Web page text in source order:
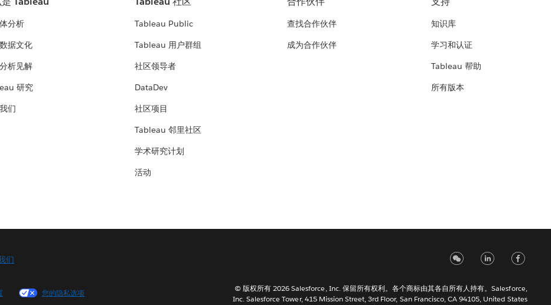
分析
据文化
析见解
研究
们
Tableau Public
Tableau 用户群组
社区领导者
DataDev
社区项目
Tableau 邻里社区
学术研究计划
活动
查找合作伙伴
成为合作伙伴
知识库
学习和认证
Tableau 帮助
所有版本
们
您的隐私选项
© 版权所有 2026 Salesforce, Inc. 保留所有权利。各个商标由其各自所有人持有。Salesforce,
Inc. Salesforce Tower, 415 Mission Street, 3rd Floor, San Francisco, CA 94105, United States